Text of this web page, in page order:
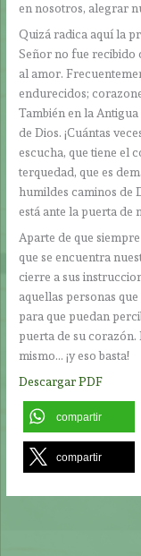
en nosotros, alegrar
Quizá radica aquí la
Señor no fue recibido
al amor.
endurecidos;
También en la
de Dios. ¡Cuántas
escucha, que tiene el
terquedad, que es
humildes caminos de
está ante la puerta de
Aparte de que
que se encuentra
cierre a sus
aquellas personas
para que puedan
puerta de su corazón.
mismo… ¡y eso basta!
Descargar PDF
compartir
compartir